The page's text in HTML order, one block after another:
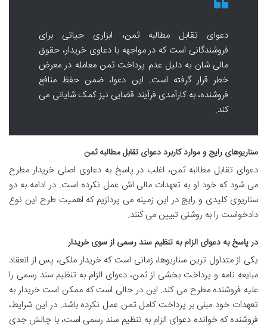
دعوای تقابل مطالبه ثمن، ابزاری حیاتی برای
فروشندگانی است که در مواجهه با دعاوی خریدار، حقوق
مالی شان به دلیل عدم پرداخت ثمن معامله در معرض
خطر قرار گرفته است. این دعوا، ضمن حفظ منافع
فروشنده، به کارآمدی فرآیند قضایی نیز کمک شایانی می
کند.
سناریوهای رایج و موارد کاربرد دعوای تقابل مطالبه ثمن
دعوای تقابل مطالبه ثمن، اغلب در پاسخ به دعاوی اصلی خریدار مطرح
می شود که خود او به تعهدات مالی اش عمل نکرده است. در ادامه به دو
سناریوی کلیدی و رایج در این زمینه می پردازیم که اهمیت طرح این نوع
دادخواست را به روشنی تبیین می کنند.
در پاسخ به دعوای الزام به تنظیم سند رسمی از سوی خریدار
یکی از متداول ترین سناریوها، زمانی است که خریدار ملکی، پس از انعقاد
مبایعه نامه و پرداخت بخشی از ثمن، دعوای الزام به تنظیم سند رسمی را
علیه فروشنده مطرح می کند. این در حالی است که ممکن است خریدار به
تعهدات خود مبنی بر پرداخت کامل ثمن عمل نکرده باشد. در این شرایط،
فروشنده که خوانده دعوای الزام به تنظیم سند رسمی است، با چالش جدی